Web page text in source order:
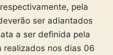
pela
ser adiantados
a ser definida pela
realizados nos dias 06